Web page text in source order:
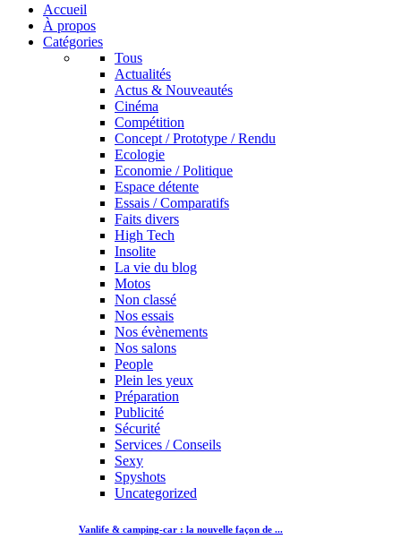
Accueil
À propos
Catégories
Tous
Actualités
Actus & Nouveautés
Cinéma
Compétition
Concept / Prototype / Rendu
Ecologie
Economie / Politique
Espace détente
Essais / Comparatifs
Faits divers
High Tech
Insolite
La vie du blog
Motos
Non classé
Nos essais
Nos évènements
Nos salons
People
Plein les yeux
Préparation
Publicité
Sécurité
Services / Conseils
Sexy
Spyshots
Uncategorized
Vanlife & camping-car : la nouvelle façon de ...